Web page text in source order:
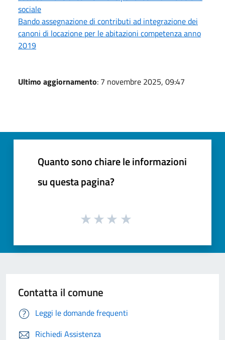
sociale
Bando assegnazione di contributi ad integrazione dei
canoni di locazione per le abitazioni competenza anno
2019
Ultimo aggiornamento: 7 novembre 2025, 09:47
Quanto sono chiare le informazioni
su questa pagina?
Contatta il comune
Leggi le domande frequenti
Richiedi Assistenza